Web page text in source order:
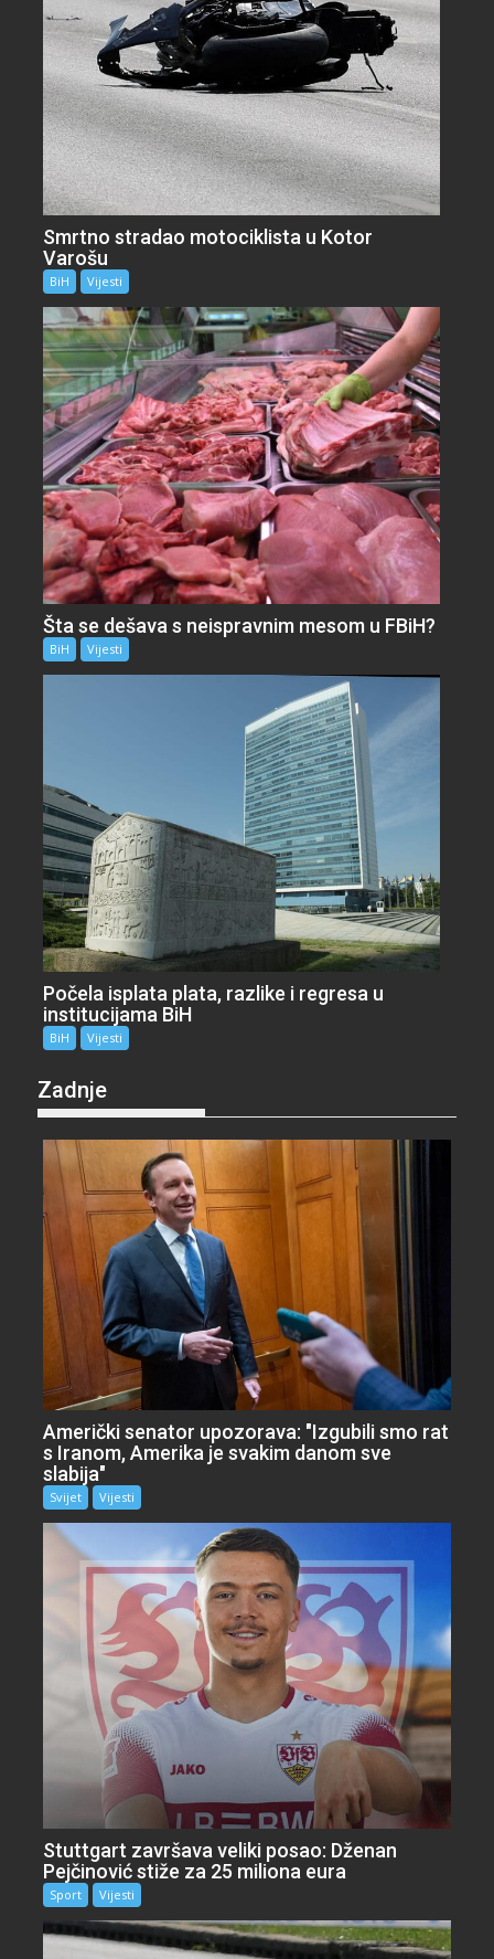
Smrtno stradao motociklista u Kotor
Varošu
BiH Vijesti
Šta se dešava s neispravnim mesom u FBiH?
BiH Vijesti
Počela isplata plata, razlike i regresa u
institucijama BiH
BiH Vijesti
Zadnje
Američki senator upozorava: "Izgubili smo rat
s Iranom, Amerika je svakim danom sve
slabija"
Svijet Vijesti
Stuttgart završava veliki posao: Dženan
Pejčinović stiže za 25 miliona eura
Sport Vijesti